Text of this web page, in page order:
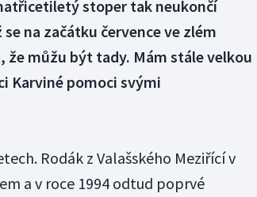
stoper tak neukončí
na začátku července ve zlém
že můžu být tady. Mám stále velkou
Karviné pomoci svými
Rodák z Valašského Meziřící v
a v roce 1994 odtud poprvé